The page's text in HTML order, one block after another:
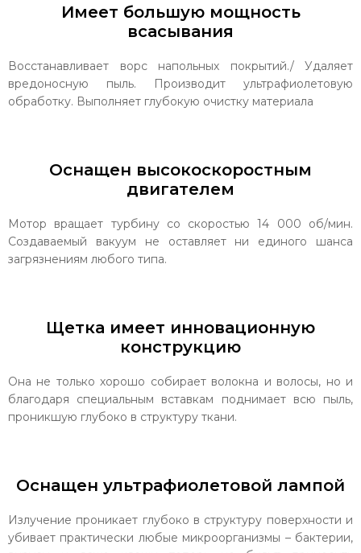
Имеет большую мощность
всасывания
Восстанавливает ворс напольных покрытий./ Удаляет
вредоносную пыль. Производит ультрафиолетовую
обработку. Выполняет глубокую очистку материала
Оснащен высокоскоростным
двигателем
Мотор вращает турбину со скоростью 14 000 об/мин.
Создаваемый вакуум не оставляет ни единого шанса
загрязнениям любого типа.
Щетка имеет инновационную
конструкцию
Она не только хорошо собирает волокна и волосы, но и
благодаря специальным вставкам поднимает всю пыль,
проникшую глубоко в структуру ткани.
Оснащен ультрафиолетовой лампой
Излучение проникает глубоко в структуру поверхности и
убивает практически любые микроорганизмы – бактерии,